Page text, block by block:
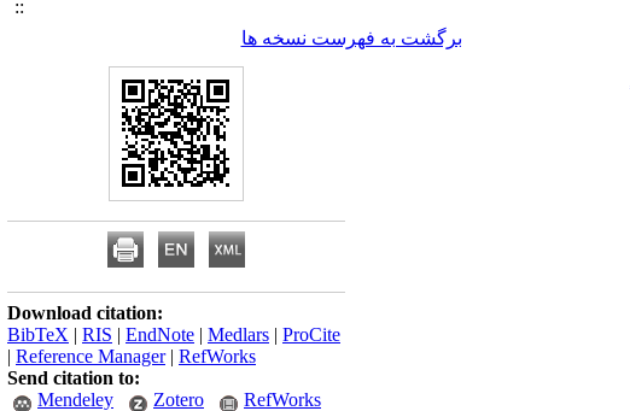
برگشت به فهرست نسخه ها
Download citation:
BibTeX | RIS | EndNote | Medlars | ProCite
| Reference Manager| RefWorks
Send citation to:
Mendeley
Zotero RefWorks